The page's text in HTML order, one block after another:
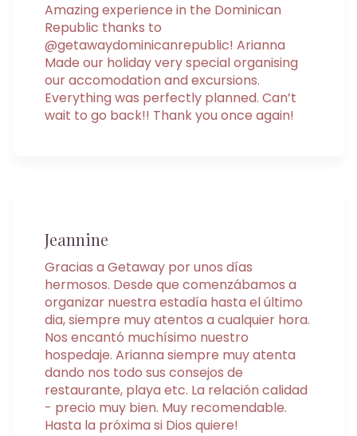
Amazing experience in the Dominican
Republic thanks to
@getawaydominicanrepublic! Arianna
Made our holiday very special organising
our accomodation and excursions.
Everything was perfectly planned. Can’t
wait to go back!! Thank you once again!
Jeannine
Gracias a Getaway por unos días
hermosos. Desde que comenzábamos a
organizar nuestra estadía hasta el último
dia, siempre muy atentos a cualquier hora.
Nos encantó muchísimo nuestro
hospedaje. Arianna siempre muy atenta
dando nos todo sus consejos de
restaurante, playa etc. La relación calidad
- precio muy bien. Muy recomendable.
Hasta la próxima si Dios quiere!